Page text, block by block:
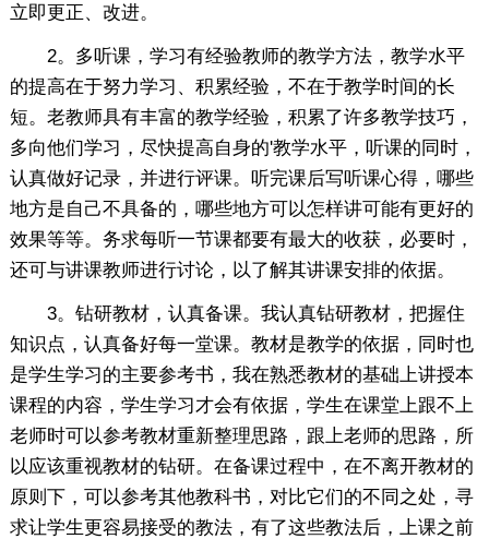
立即更正、改进。
2。多听课，学习有经验教师的教学方法，教学水平
的提高在于努力学习、积累经验，不在于教学时间的长
短。老教师具有丰富的教学经验，积累了许多教学技巧，
多向他们学习，尽快提高自身的'教学水平，听课的同时，
认真做好记录，并进行评课。听完课后写听课心得，哪些
地方是自己不具备的，哪些地方可以怎样讲可能有更好的
效果等等。务求每听一节课都要有最大的收获，必要时，
还可与讲课教师进行讨论，以了解其讲课安排的依据。
3。钻研教材，认真备课。我认真钻研教材，把握住
知识点，认真备好每一堂课。教材是教学的依据，同时也
是学生学习的主要参考书，我在熟悉教材的基础上讲授本
课程的内容，学生学习才会有依据，学生在课堂上跟不上
老师时可以参考教材重新整理思路，跟上老师的思路，所
以应该重视教材的钻研。在备课过程中，在不离开教材的
原则下，可以参考其他教科书，对比它们的不同之处，寻
求让学生更容易接受的教法，有了这些教法后，上课之前